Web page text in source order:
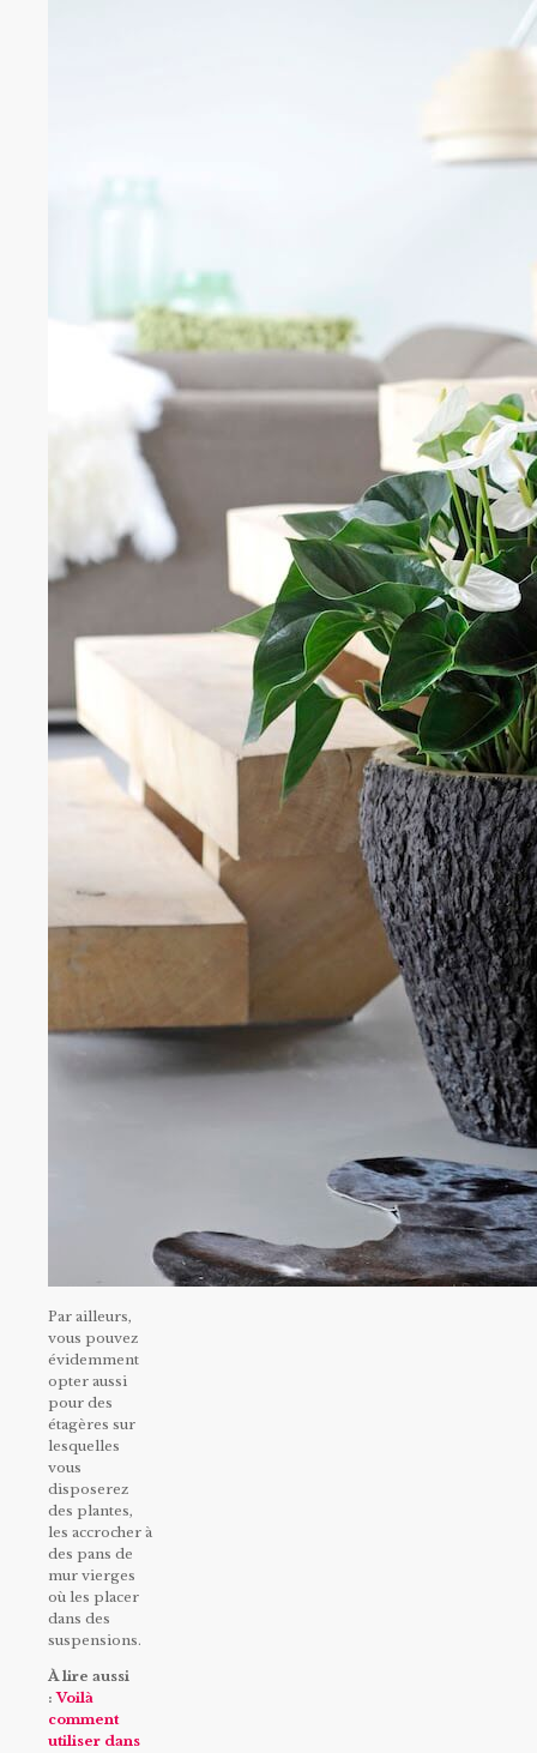
Par ailleurs,
vous pouvez
évidemment
opter aussi
pour des
étagères sur
lesquelles
vous
disposerez
des plantes,
les accrocher à
des pans de
mur vierges
où les placer
dans des
suspensions.
À lire aussi
:Voilà
comment
utiliser dans